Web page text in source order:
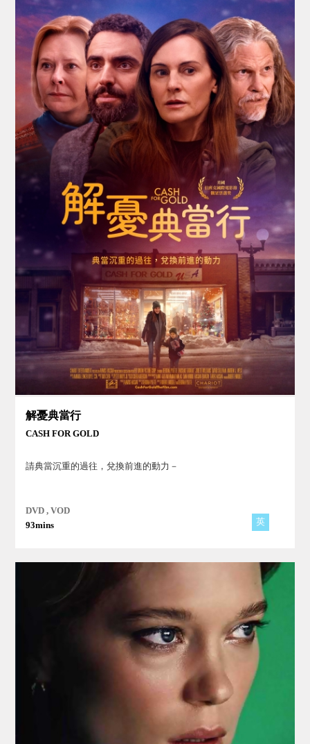
解憂典當行
CASH FOR GOLD
請典當沉重的過往，兌換前進的動力－
DVD , VOD
93mins
英